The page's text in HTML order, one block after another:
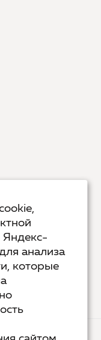
точки... и
Яндекс-
анализа
которые